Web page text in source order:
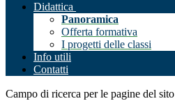
Didattica
Panoramica
Offerta formativa
I progetti delle classi
Info utili
Contatti
Campo di ricerca per le pagine del sito